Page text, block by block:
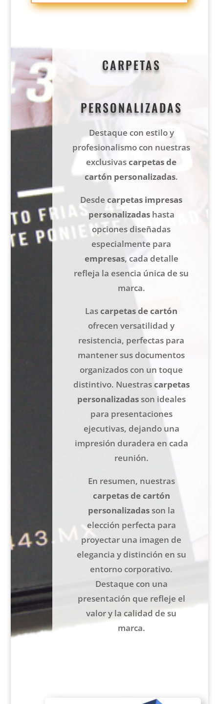
CARPETAS
PERSONALIZADAS
Destaque con estilo y
profesionalismo con nuestras
exclusivascarpetas de
cartón personalizadas.
Desdecarpetas impresas
personalizadashasta
opciones diseñadas
especialmente para
empresas, cada detalle
refleja la esencia única de su
marca.
Lascarpetas de cartón
ofrecen versatilidad y
resistencia, perfectas para
mantener sus documentos
organizados con un toque
distintivo. Nuestrascarpetas
personalizadasson ideales
para presentaciones
ejecutivas, dejando una
impresión duradera en cada
reunión.
En resumen, nuestras
carpetas de cartón
personalizadasson la
elección perfecta para
proyectar una imagen de
elegancia y distinción en su
entorno corporativo.
Destaque con una
presentación que refleje el
valor y la calidad de su
marca.